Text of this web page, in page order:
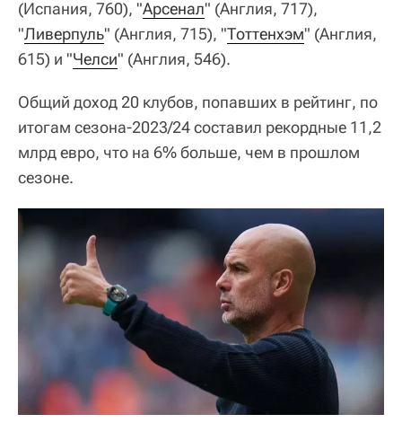
(Испания, 760), "Арсенал" (Англия, 717),
"Ливерпуль" (Англия, 715), "Тоттенхэм" (Англия,
615) и "Челси" (Англия, 546).
Общий доход 20 клубов, попавших в рейтинг, по
итогам сезона‑2023/24 составил рекордные 11,2
млрд евро, что на 6% больше, чем в прошлом
сезоне.